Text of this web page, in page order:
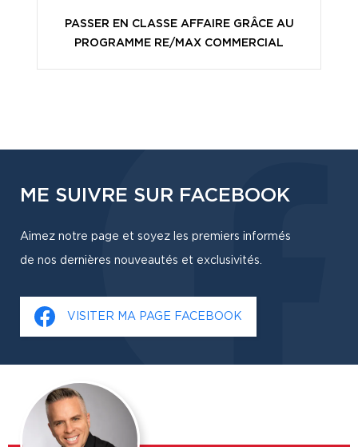
PASSER EN CLASSE AFFAIRE GRÂCE AU
PROGRAMME RE/MAX COMMERCIAL
ME SUIVRE SUR FACEBOOK
Aimez notre page et soyez les premiers informés
de nos dernières nouveautés et exclusivités.
VISITER MA PAGE FACEBOOK